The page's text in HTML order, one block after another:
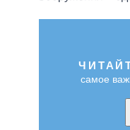
самое